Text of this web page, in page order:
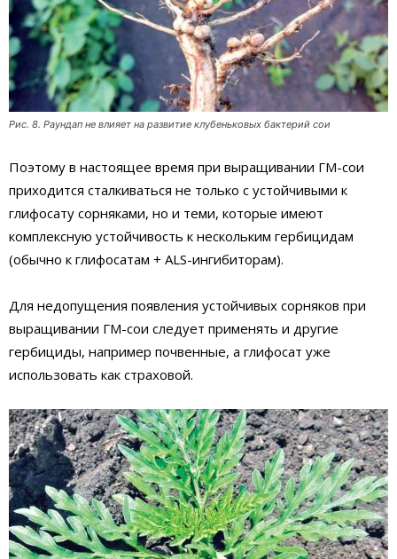
Рис. 8. Раундап не влияет на развитие клубеньковых бактерий сои
Поэтому в настоящее время при выращивании ГМ-сои
приходится сталкиваться не только с устойчивыми к
глифосату сорняками, но и теми, которые имеют
комплексную устойчивость к нескольким гербицидам
(обычно к глифосатам + ALS-ингибиторам).
Для недопущения появления устойчивых сорняков при
выращивании ГМ-сои следует применять и другие
гербициды, например почвенные, а глифосат уже
использовать как страховой.